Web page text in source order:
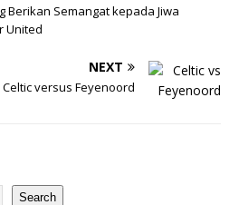
Berikan Semangat kepada Jiwa
United
NEXT
versus Feyenoord
Search